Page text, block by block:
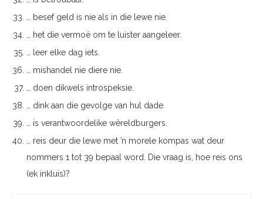
… besef geld is nie als in die lewe nie.
… het die vermoë om te luister aangeleer.
… leer elke dag iets.
… mishandel nie diere nie.
… doen dikwels introspeksie.
… dink aan die gevolge van hul dade.
… is verantwoordelike wêreldburgers.
… reis deur die lewe met ’n morele kompas wat deur
nommers 1 tot 39 bepaal word. Die vraag is, hoe reis ons
(ek inkluis)?